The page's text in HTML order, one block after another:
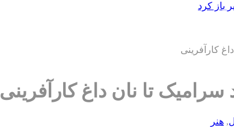
باز کرد
کارآفرینی
تا نان داغ کارآفرینی
, هنر